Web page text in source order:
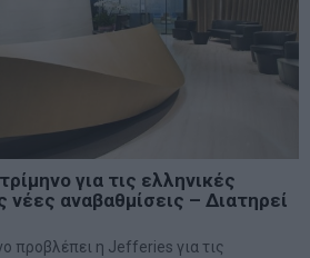
για τις ελληνικές
νέες αναβαθμίσεις – Διατηρεί
προβλέπει η Jefferies για τις